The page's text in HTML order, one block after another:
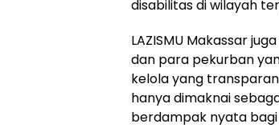
disabilitas di wilayah
LAZISMU Makassar
dan para pekurban
kelola yang
hanya dimaknai
berdampak nyata